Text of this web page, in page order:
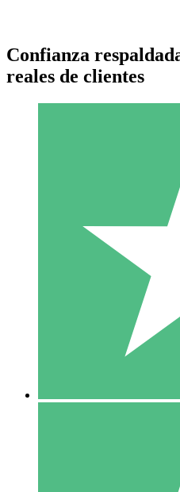
Paquetes de
Paga según el uso con
10
Confianza
reales de clientes